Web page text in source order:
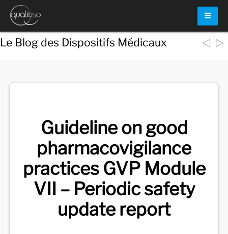
☰
Le Blog des Dispositifs Médicaux ◁ ▷
Guideline on good
pharmacovigilance
practices GVP Module
VII – Periodic safety
update report